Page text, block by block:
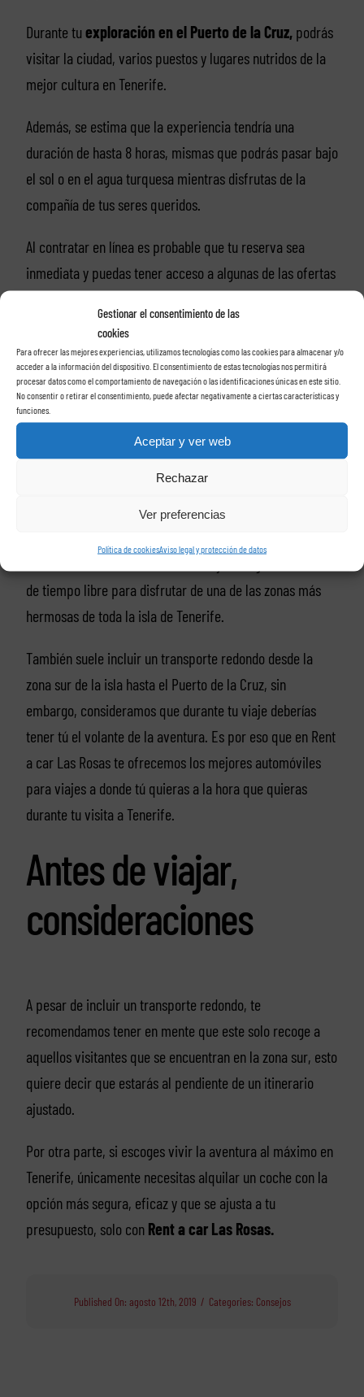
Gestionar el consentimiento de las
cookies
Para ofrecer las mejores experiencias, utilizamos tecnologías como las cookies para almacenar y/o
acceder a la información del dispositivo. El consentimiento de estas tecnologías nos permitirá
procesar datos como el comportamiento de navegación o las identificaciones únicas en este sitio.
No consentir o retirar el consentimiento, puede afectar negativamente a ciertas características y
funciones.
Aceptar y ver web
Rechazar
Ver preferencias
Política de cookiesAviso legal y protección de datos
Durante tu exploración en el Puerto de la Cruz,podrás
visitar la ciudad, varios puestos y lugares nutridos de la
mejor cultura en Tenerife.
Además, se estima que la experiencia tendría una
duración de hasta 8 horas, mismas que podrás pasar bajo
el sol o en el agua turquesa mientras disfrutas de la
compañía de tus seres queridos.
Al contratar en línea es probable que tu reserva sea
inmediata y puedas tener acceso a algunas de las ofertas
estarás ahorrando dinero.
Lo que incluye tu
visita al Puerto de la
Cruz
de tiempo libre para disfrutar de una de las zonas más
hermosas de toda la isla de Tenerife.
También suele incluir un transporte redondo desde la
zona sur de la isla hasta el Puerto de la Cruz, sin
embargo, consideramos que durante tu viaje deberías
tener tú el volante de la aventura. Es por eso que en Rent
a car Las Rosas te ofrecemos los mejores automóviles
para viajes a donde tú quieras a la hora que quieras
durante tu visita a Tenerife.
Antes de viajar,
consideraciones
A pesar de incluir un transporte redondo, te
recomendamos tener en mente que este solo recoge a
aquellos visitantes que se encuentran en la zona sur, esto
quiere decir que estarás al pendiente de un itinerario
ajustado.
Por otra parte, si escoges vivir la aventura al máximo en
Tenerife, únicamente necesitas alquilar un coche con la
opción más segura, eficaz y que se ajusta a tu
presupuesto, solo con Rent a car Las Rosas.
Published On: agosto 12th, 2019 / Categories: Consejos